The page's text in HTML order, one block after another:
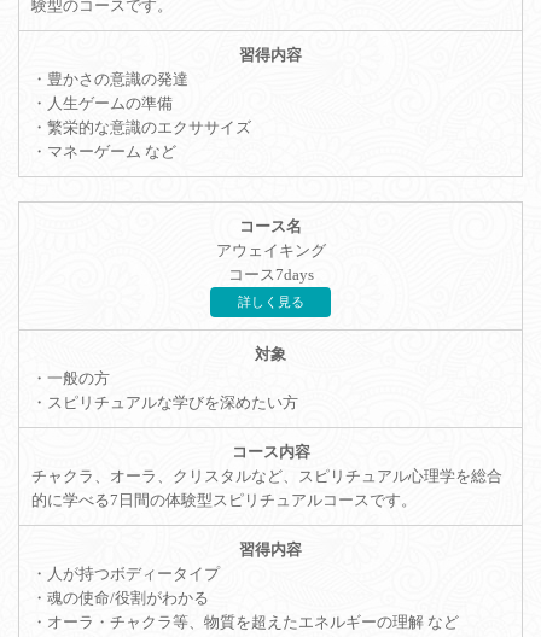
験型のコースです。
・豊かさの意識の発達
・人生ゲームの準備
・繁栄的な意識のエクササイズ
・マネーゲーム など
アウェイキング
コース7days
詳しく見る
・一般の方
・スピリチュアルな学びを深めたい方
チャクラ、オーラ、クリスタルなど、スピリチュアル心理学を総合
的に学べる7日間の体験型スピリチュアルコースです。
・人が持つボディータイプ
・魂の使命/役割がわかる
・オーラ・チャクラ等、物質を超えたエネルギーの理解 など